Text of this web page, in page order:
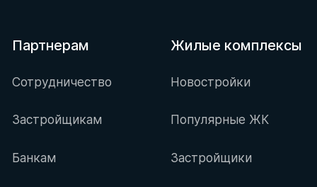
Партнерам
Сотрудничество
Застройщикам
Банкам
Жилые комплексы
Новостройки
Популярные ЖК
Застройщики